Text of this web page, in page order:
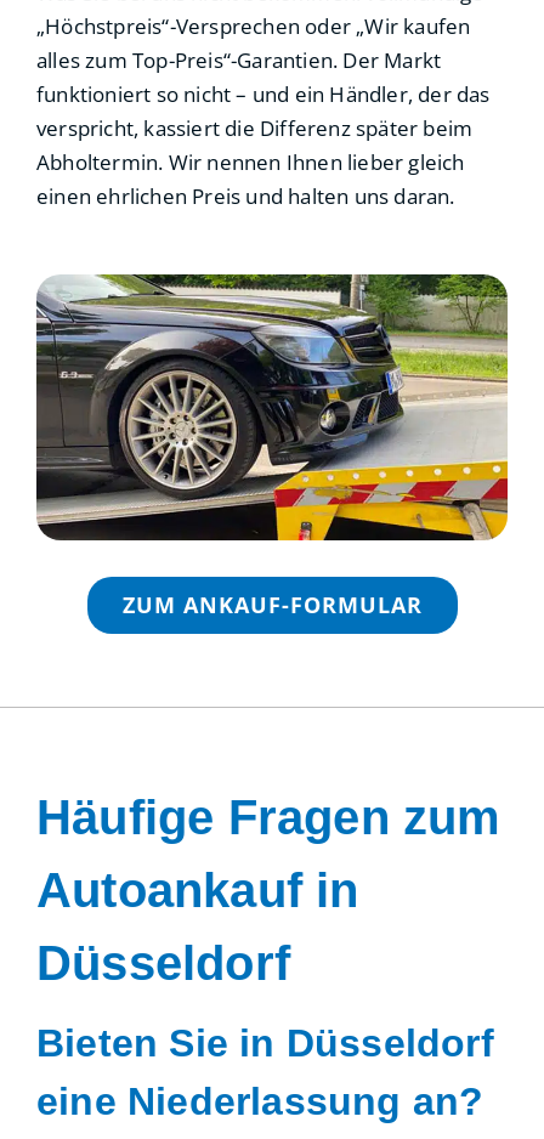
„Höchstpreis“-Versprechen oder „Wir kaufen
alles zum Top-Preis“-Garantien. Der Markt
funktioniert so nicht – und ein Händler, der das
verspricht, kassiert die Differenz später beim
Abholtermin. Wir nennen Ihnen lieber gleich
einen ehrlichen Preis und halten uns daran.
ZUM ANKAUF-FORMULAR
Häufige Fragen zum
Autoankauf in
Düsseldorf
Bieten Sie in Düsseldorf
eine Niederlassung an?